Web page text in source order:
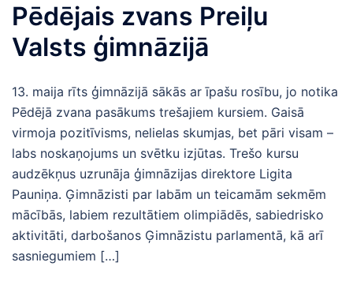
Pēdējais zvans Preiļu
Valsts ģimnāzijā
13. maija rīts ģimnāzijā sākās ar īpašu rosību, jo notika
Pēdējā zvana pasākums trešajiem kursiem. Gaisā
virmoja pozitīvisms, nelielas skumjas, bet pāri visam –
labs noskaņojums un svētku izjūtas. Trešo kursu
audzēkņus uzrunāja ģimnāzijas direktore Ligita
Pauniņa. Ģimnāzisti par labām un teicamām sekmēm
mācībās, labiem rezultātiem olimpiādēs, sabiedrisko
aktivitāti, darbošanos Ģimnāzistu parlamentā, kā arī
sasniegumiem […]